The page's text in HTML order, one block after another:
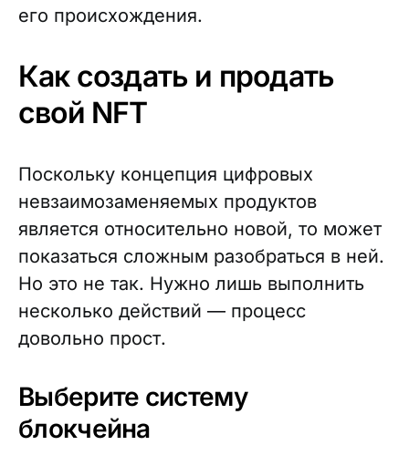
его происхождения.
Как создать и продать
свой NFT
Поскольку концепция цифровых
невзаимозаменяемых продуктов
является относительно новой, то может
показаться сложным разобраться в ней.
Но это не так. Нужно лишь выполнить
несколько действий — процесс
довольно прост.
Выберите систему
блокчейна